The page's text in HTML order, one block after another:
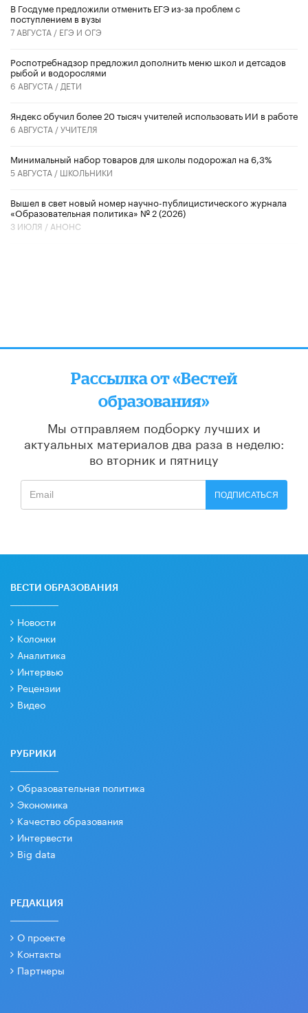
В Госдуме предложили отменить ЕГЭ из-за проблем с
поступлением в вузы
7 АВГУСТА / ЕГЭ И ОГЭ
Роспотребнадзор предложил дополнить меню школ и детсадов
рыбой и водорослями
6 АВГУСТА / ДЕТИ
​Яндекс обучил более 20 тысяч учителей использовать ИИ в работе
6 АВГУСТА /УЧИТЕЛЯ
Минимальный набор товаров для школы подорожал на 6,3%
5 АВГУСТА / ШКОЛЬНИКИ
Вышел в свет новый номер научно-публицистического журнала
«Образовательная политика» № 2 (2026)
3 ИЮЛЯ / АНОНС
Рассылка от «Вестей
образования»
Мы отправляем подборку лучших и
актуальных материалов два раза в неделю:
во вторник и пятницу
ПОДПИСАТЬСЯ
ВЕСТИ ОБРАЗОВАНИЯ
Новости
Колонки
Аналитика
Интервью
Рецензии
Видео
РУБРИКИ
Образовательная политика
Экономика
Качество образования
Интервести
Big data
РЕДАКЦИЯ
О проекте
Контакты
Партнеры